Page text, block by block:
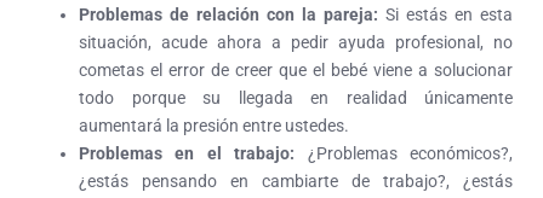
Problemas de relación con la pareja: Si estás en esta
situación, acude ahora a pedir ayuda profesional, no
cometas el error de creer que el bebé viene a solucionar
todo porque su llegada en realidad únicamente
aumentará la presión entre ustedes.
Problemas en el trabajo: ¿Problemas económicos?,
¿estás pensando en cambiarte de trabajo?, ¿estás